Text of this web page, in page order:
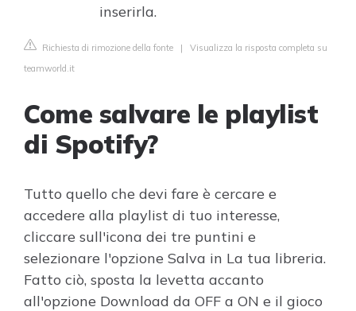
inserirla.
Richiesta di rimozione della fonte | Visualizza la risposta completa su
teamworld.it
Come salvare le playlist
di Spotify?
Tutto quello che devi fare è cercare e
accedere alla playlist di tuo interesse,
cliccare sull'icona dei tre puntini e
selezionare l'opzione Salva in La tua libreria.
Fatto ciò, sposta la levetta accanto
all'opzione Download da OFF a ON e il gioco